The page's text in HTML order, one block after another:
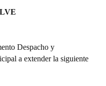
Despacho y
a extender la siguiente